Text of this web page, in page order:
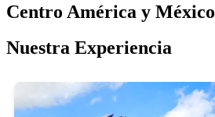
Centro América y México
Nuestra Experiencia